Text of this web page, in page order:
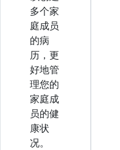
多个家
庭成员
的病
历，更
好地管
理您的
家庭成
员的健
康状
况。